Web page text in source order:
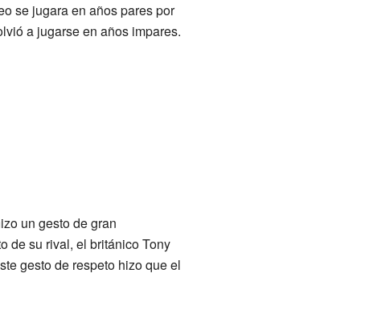
se jugara en años pares por
a jugarse en años impares.
un gesto de gran
de su rival, el británico Tony
gesto de respeto hizo que el